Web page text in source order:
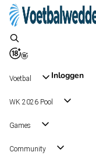
Inloggen
Voetbal
WK 2026 Pool
Games
Community